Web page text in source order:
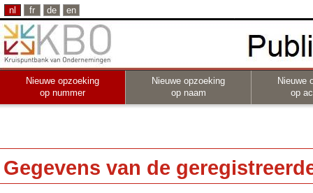
nl fr de en
Nieuwe opzoeking
op nummer
Nieuwe opzoeking
op naam
Nieuwe
op
Gegevens van de